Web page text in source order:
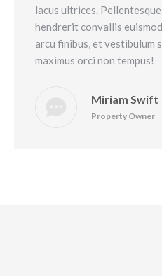
Miriam Swift
Property Owner
lacus ultrices.
hendrerit convallis
arcu finibus, et vestibulum
maximus orci non tempus!